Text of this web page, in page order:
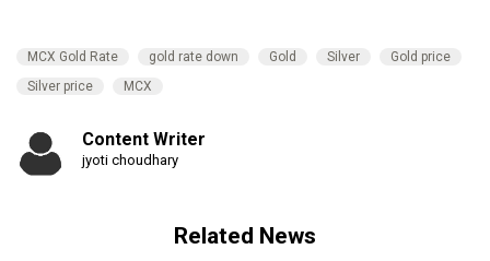
MCX Gold Rate gold rate down Gold Silver
Gold price
Silver price
MCX
Content Writer
jyoti choudhary
Related News